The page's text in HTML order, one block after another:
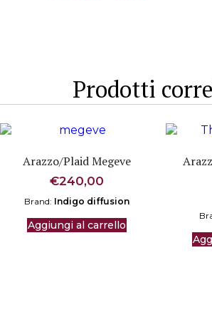
Prodotti
Arazzo/Plaid Megeve
€240,00
Brand: Indigo diffusion
Aggiungi al carrello